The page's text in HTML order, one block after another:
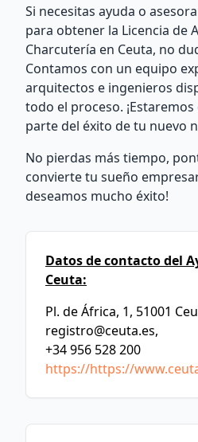
Si necesitas ayuda o
para obtener la Licencia de
Charcutería en Ceuta, no
Contamos con un equipo
arquitectos e ingenieros
todo el proceso.
parte del éxito de tu nuevo
No pierdas más tiempo,
convierte tu sueño
deseamos mucho éxito!
Datos de contacto del
Ceuta:
Pl. de África, 1, 51001
registro@ceuta.es,
+34 956 528 200
https://https://